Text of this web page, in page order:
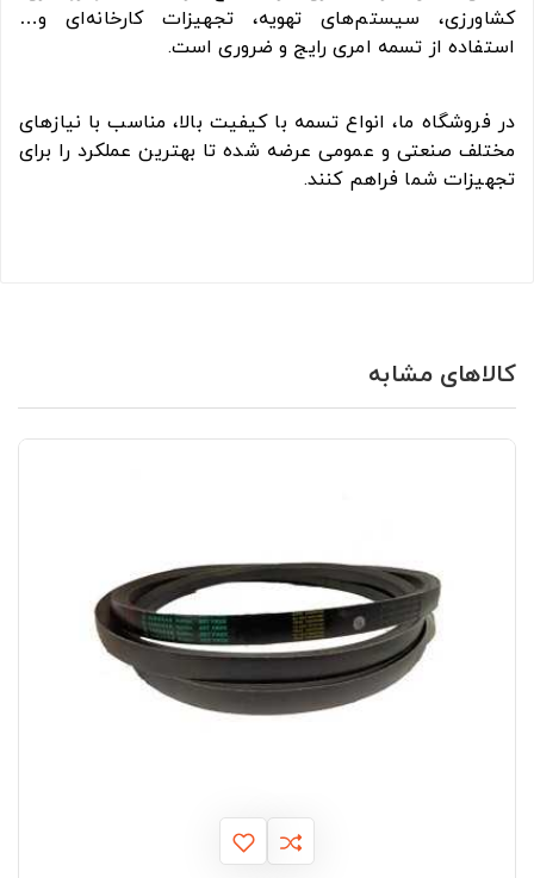
کشاورزی، سیستم‌های تهویه، تجهیزات کارخانه‌ای و…
استفاده از تسمه امری رایج و ضروری است.
در فروشگاه ما، انواع تسمه با کیفیت بالا، مناسب با نیازهای
مختلف صنعتی و عمومی عرضه شده تا بهترین عملکرد را برای
تجهیزات شما فراهم کنند.
کالاهای مشابه